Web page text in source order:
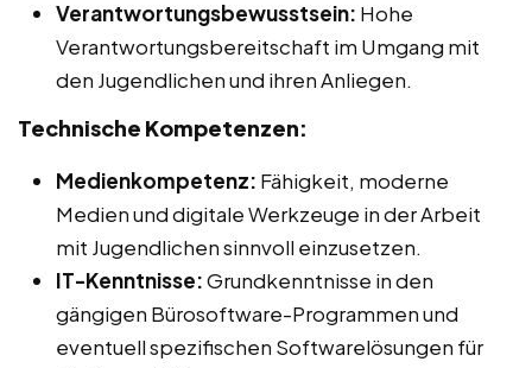
Verantwortungsbewusstsein: Hohe
Verantwortungsbereitschaft im Umgang mit
den Jugendlichen und ihren Anliegen.
Technische Kompetenzen:
Medienkompetenz: Fähigkeit, moderne
Medien und digitale Werkzeuge in der Arbeit
mit Jugendlichen sinnvoll einzusetzen.
IT-Kenntnisse:Grundkenntnisse in den
gängigen Bürosoftware-Programmen und
eventuell spezifischen Softwarelösungen für